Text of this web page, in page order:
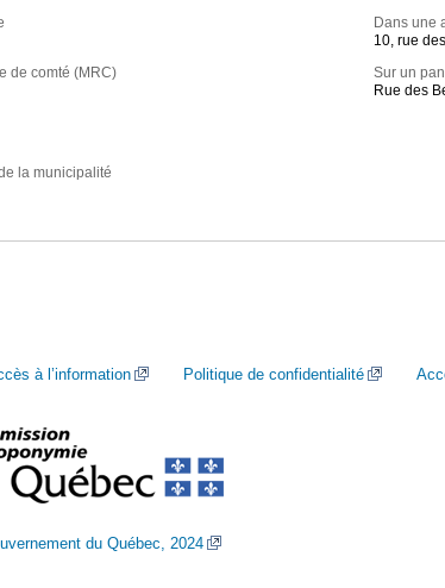
de comté (MRC)
la municipalité
Dans une
10, rue
Sur un
Rue des
à l’information Politique de confidentialité
du Québec, 2024